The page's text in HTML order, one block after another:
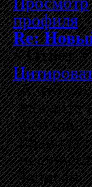
Re:
«Ответ
А что
на сайте
файлов.
Записан